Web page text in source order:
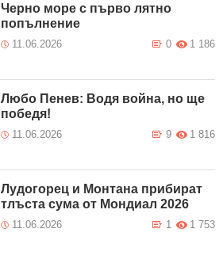
Черно море с първо лятно
попълнение
11.06.2026 1 186
0
Любо Пенев: Водя война, но ще
победя!
11.06.2026 1 816
9
Лудогорец и Монтана прибират
тлъста сума от Мондиал 2026
11.06.2026 1 753
1